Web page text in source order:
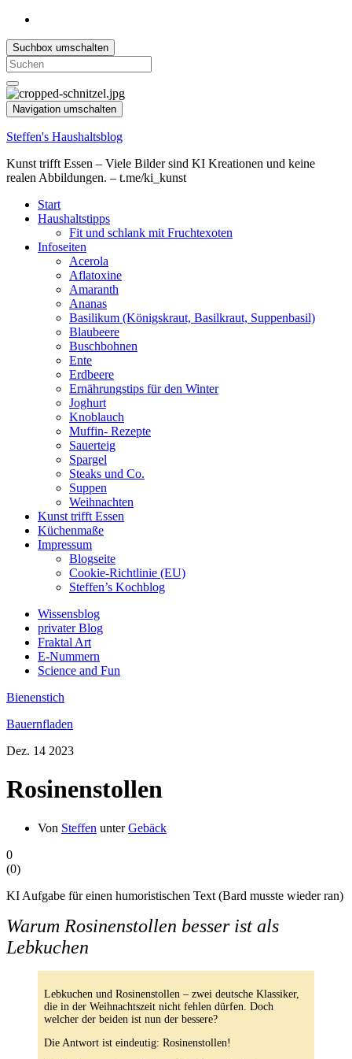
Suchbox umschalten
Search
for:
Navigation umschalten
Steffen's Haushaltsblog
Kunst trifft Essen – Viele Bilder sind KI Kreationen und keine
realen Abbildungen. – t.me/ki_kunst
Start
Haushaltstipps
Fit und schlank mit Fruchtexoten
Infoseiten
Acerola
Aflatoxine
Amaranth
Ananas
Basilikum (Königskraut, Basilkraut, Suppenbasil)
Blaubeere
Buschbohnen
Ente
Erdbeere
Ernährungstips für den Winter
Joghurt
Knoblauch
Muffin- Rezepte
Sauerteig
Spargel
Steaks und Co.
Suppen
Weihnachten
Kunst trifft Essen
Küchenmaße
Impressum
Blogseite
Cookie-Richtlinie (EU)
Steffen’s Kochblog
Wissensblog
privater Blog
Fraktal Art
E-Nummern
Science and Fun
Bienenstich
Bauernfladen
Dez. 14 2023
Rosinenstollen
Von Steffen unterGebäck
0
(0)
KI Aufgabe für einen humoristischen Text (Bard musste wieder ran)
Warum Rosinenstollen besser ist als
Lebkuchen
Lebkuchen und Rosinenstollen – zwei deutsche Klassiker,
die in der Weihnachtszeit nicht fehlen dürfen. Doch
welcher der beiden ist nun der bessere?
Die Antwort ist eindeutig: Rosinenstollen!